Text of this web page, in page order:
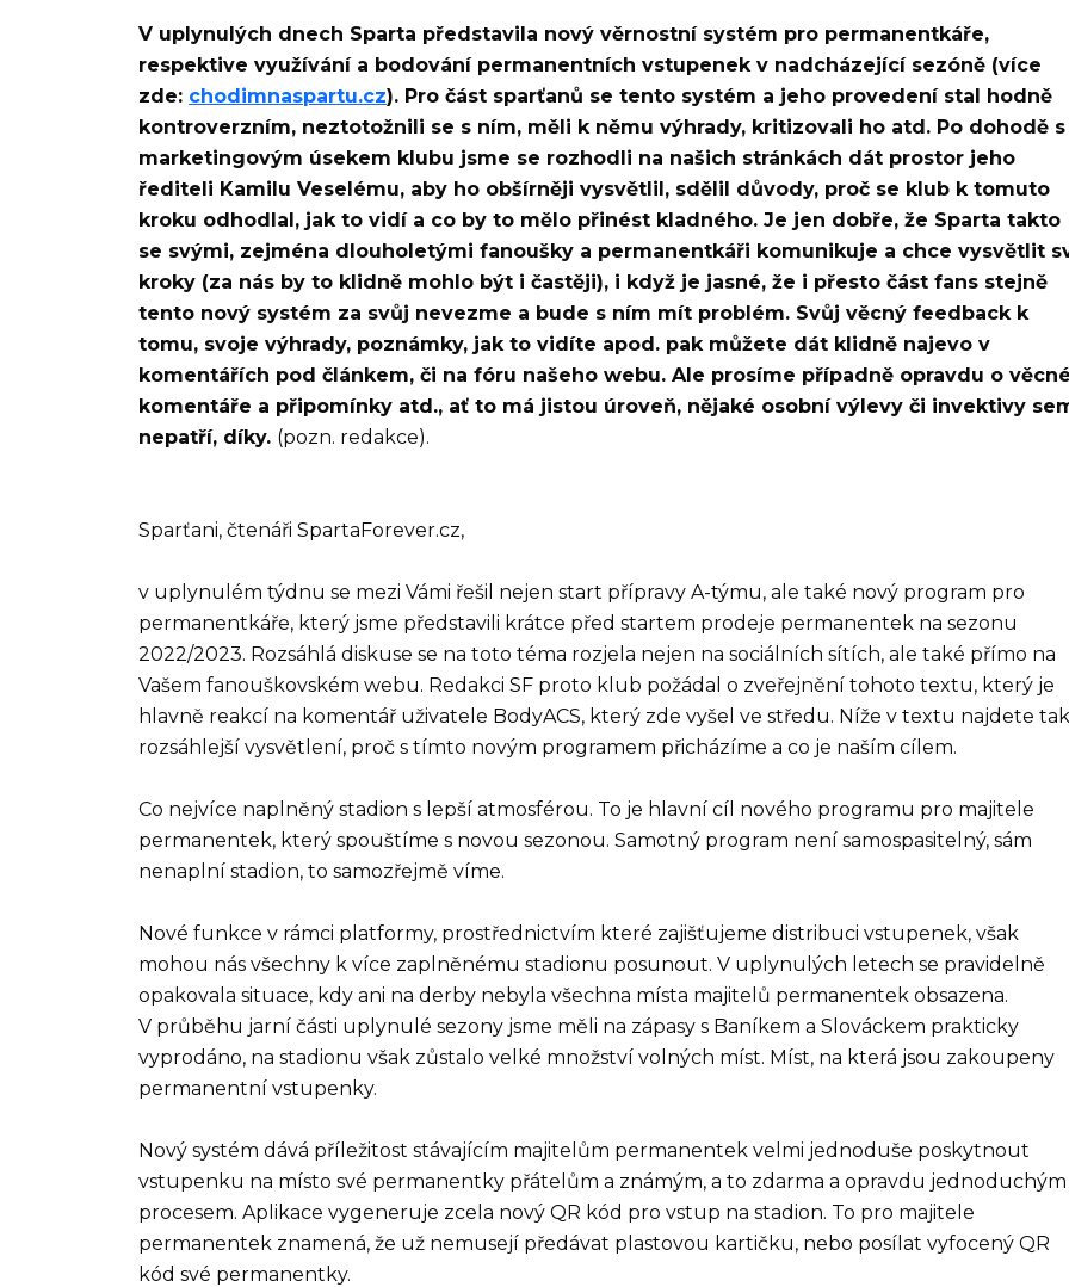
V uplynulých dnech Sparta představila nový věrnostní systém pro permanentkáře,
respektive využívání a bodování permanentních vstupenek v nadcházející sezóně (více
zde: chodimnaspartu.cz). Pro část sparťanů se tento systém a jeho provedení stal hodně
kontroverzním, neztotožnili se s ním, měli k němu výhrady, kritizovali ho atd. Po dohodě s
marketingovým úsekem klubu jsme se rozhodli na našich stránkách dát prostor jeho
řediteli Kamilu Veselému, aby ho obšírněji vysvětlil, sdělil důvody, proč se klub k tomuto
kroku odhodlal, jak to vidí a co by to mělo přinést kladného. Je jen dobře, že Sparta takto
se svými, zejména dlouholetými fanoušky a permanentkáři komunikuje a chce vysvětlit
kroky (za nás by to klidně mohlo být i častěji), i když je jasné, že i přesto část fans stejně
tento nový systém za svůj nevezme a bude s ním mít problém. Svůj věcný feedback k
tomu, svoje výhrady, poznámky, jak to vidíte apod. pak můžete dát klidně najevo v
komentářích pod článkem, či na fóru našeho webu. Ale prosíme případně opravdu o
komentáře a připomínky atd., ať to má jistou úroveň, nějaké osobní výlevy či invektivy
nepatří, díky. (pozn. redakce).
Sparťani, čtenáři SpartaForever.cz,
v uplynulém týdnu se mezi Vámi řešil nejen start přípravy A-týmu, ale také nový program pro
permanentkáře, který jsme představili krátce před startem prodeje permanentek na sezonu
2022/2023. Rozsáhlá diskuse se na toto téma rozjela nejen na sociálních sítích, ale také přímo na
Vašem fanouškovském webu. Redakci SF proto klub požádal o zveřejnění tohoto textu, který je
hlavně reakcí na komentář uživatele BodyACS, který zde vyšel ve středu. Níže v textu najdete
rozsáhlejší vysvětlení, proč s tímto novým programem přicházíme a co je naším cílem.
Co nejvíce naplněný stadion s lepší atmosférou. To je hlavní cíl nového programu pro majitele
permanentek, který spouštíme s novou sezonou. Samotný program není samospasitelný, sám
nenaplní stadion, to samozřejmě víme.
Nové funkce v rámci platformy, prostřednictvím které zajišťujeme distribuci vstupenek, však
mohou nás všechny k více zaplněnému stadionu posunout. V uplynulých letech se pravidelně
opakovala situace, kdy ani na derby nebyla všechna místa majitelů permanentek obsazena.
V průběhu jarní části uplynulé sezony jsme měli na zápasy s Baníkem a Slováckem prakticky
vyprodáno, na stadionu však zůstalo velké množství volných míst. Míst, na která jsou zakoupeny
permanentní vstupenky.
Nový systém dává příležitost stávajícím majitelům permanentek velmi jednoduše poskytnout
vstupenku na místo své permanentky přátelům a známým, a to zdarma a opravdu jednoduchým
procesem. Aplikace vygeneruje zcela nový QR kód pro vstup na stadion. To pro majitele
permanentek znamená, že už nemusejí předávat plastovou kartičku, nebo posílat vyfocený QR
kód své permanentky.